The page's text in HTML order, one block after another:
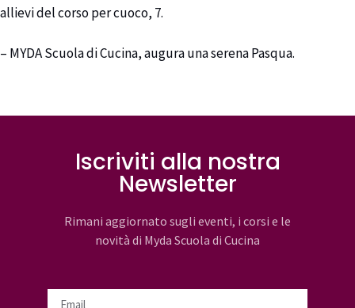
allievi del corso per cuoco, 7.
– MYDA Scuola di Cucina, augura una serena Pasqua.
Iscriviti alla nostra
Newsletter
Rimani aggiornato sugli eventi, i corsi e le
novità di Myda Scuola di Cucina